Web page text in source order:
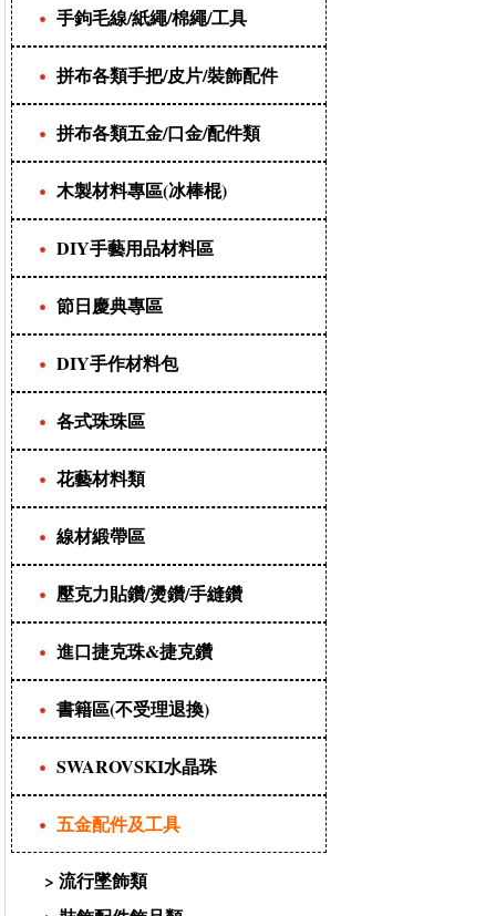
手鉤毛線/紙繩/棉繩/工具
拼布各類手把/皮片/裝飾配件
拼布各類五金/口金/配件類
木製材料專區(冰棒棍)
DIY手藝用品材料區
節日慶典專區
DIY手作材料包
各式珠珠區
花藝材料類
線材緞帶區
壓克力貼鑽/燙鑽/手縫鑽
進口捷克珠&捷克鑽
書籍區(不受理退換)
SWAROVSKI水晶珠
五金配件及工具
> 流行墜飾類